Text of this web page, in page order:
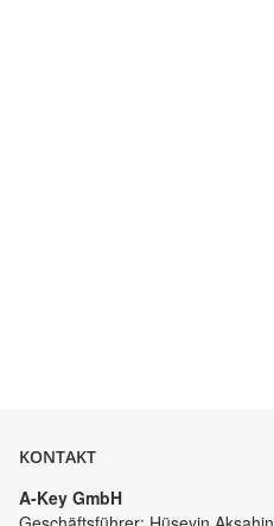
KONTAKT
A-Key GmbH